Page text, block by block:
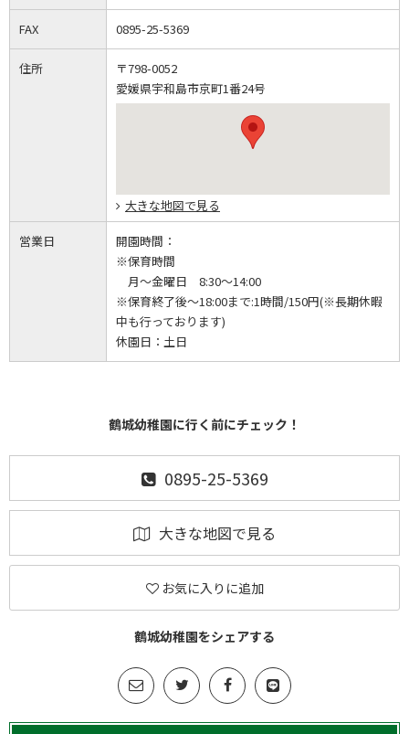
FAX 0895-25-5369
住所
〒798-0052
愛媛県宇和島市京町1番24号
大きな地図で見る
営業日
開園時間：
※保育時間
月～金曜日 8:30～14:00
※保育終了後～18:00まで:1時間/150円(※長期休暇
中も行っております)
休園日： 土日
鶴城幼稚園に行く前にチェック！
0895-25-5369
大きな地図で見る
お気に入りに追加
鶴城幼稚園をシェアする